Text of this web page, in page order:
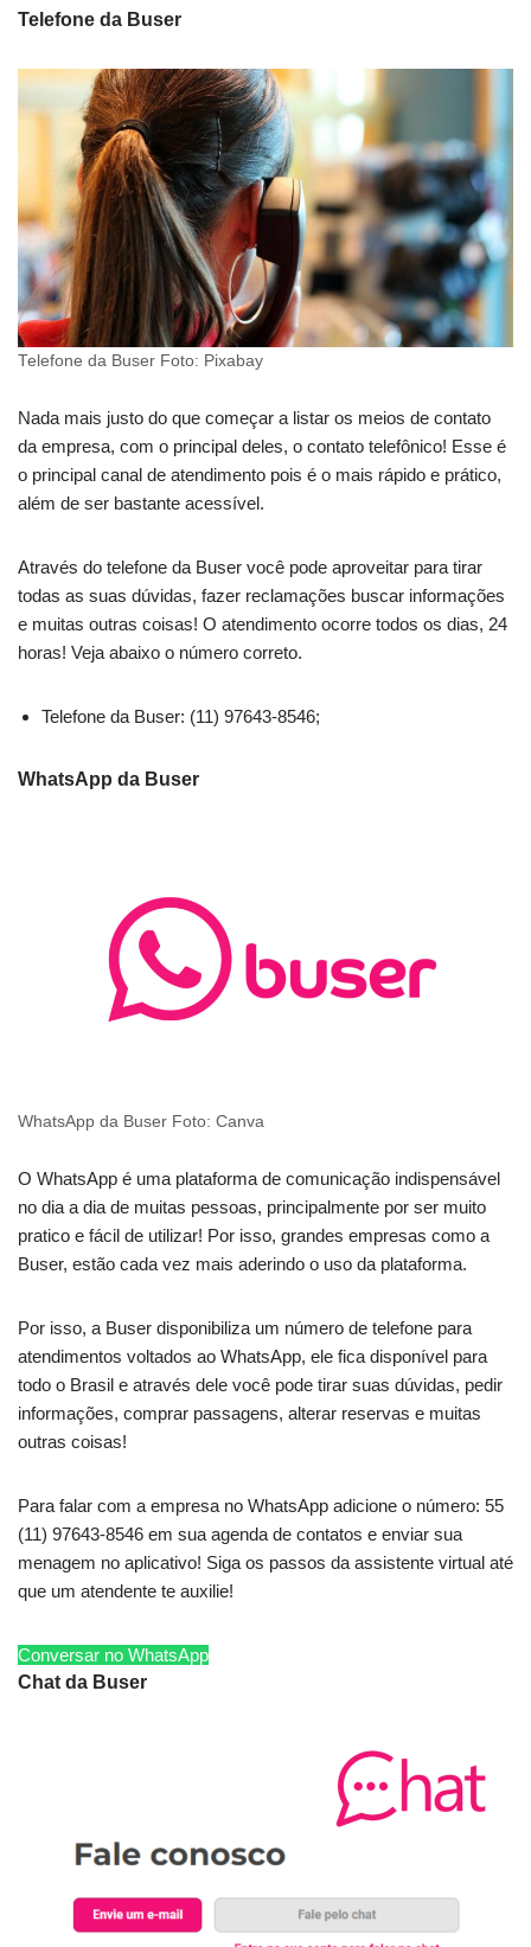
Telefone da Buser
Telefone da Buser Foto: Pixabay
Nada mais justo do que começar a listar os meios de contato
da empresa, com o principal deles, o contato telefônico! Esse é
o principal canal de atendimento pois é o mais rápido e prático,
além de ser bastante acessível.
Através do telefone da Buser você pode aproveitar para tirar
todas as suas dúvidas, fazer reclamações buscar informações
e muitas outras coisas! O atendimento ocorre todos os dias, 24
horas! Veja abaixo o número correto.
Telefone da Buser: (11) 97643-8546;
WhatsApp da Buser
WhatsApp da Buser Foto: Canva
O WhatsApp é uma plataforma de comunicação indispensável
no dia a dia de muitas pessoas, principalmente por ser muito
pratico e fácil de utilizar! Por isso, grandes empresas como a
Buser, estão cada vez mais aderindo o uso da plataforma.
Por isso, a Buser disponibiliza um número de telefone para
atendimentos voltados ao WhatsApp, ele fica disponível para
todo o Brasil e através dele você pode tirar suas dúvidas, pedir
informações, comprar passagens, alterar reservas e muitas
outras coisas!
Para falar com a empresa no WhatsApp adicione o número: 55
(11) 97643-8546 em sua agenda de contatos e enviar sua
menagem no aplicativo! Siga os passos da assistente virtual até
que um atendente te auxilie!
Conversar no WhatsApp
Chat da Buser